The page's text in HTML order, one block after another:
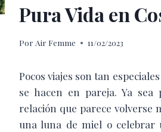
Pura Vida en
Por Air Femme 11/02/2023
Pocos viajes son tan
se hacen en pareja. Ya
relación que parece volverse
una luna de miel o celebrar